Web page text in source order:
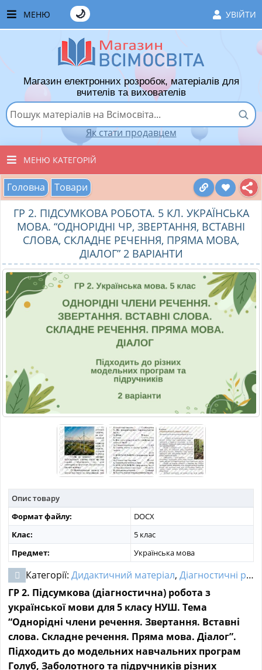
МЕНЮ УВІЙТИ
🌙
ЧАСТІ ЗАПИТАННЯ
ЯК ТУТ КУПУВАТИ
ЯК ТУТ ПРОДАВАТИ
ДОДАТИ РОЗРОБКУ
ВПОДОБАНІ ТОВАРИ
КОШИК
Магазин електронних розробок, матеріалів для
вчителів та вихователів
Як стати продавцем
МЕНЮ КАТЕГОРІЙ
ВСІ ТОВАРИ
ВИХОВАТЕЛЯМ ДНЗ
ПОЧАТКОВІ КЛАСИ
МАТЕРІАЛИ З ПРЕДМЕТІВ
РІЗНІ МАТЕРІАЛИ
НОВИНИ
Головна Товари
ГР 2. ПІДСУМКОВА РОБОТА. 5 КЛ. УКРАЇНСЬКА
МОВА. “ОДНОРІДНІ ЧР, ЗВЕРТАННЯ, ВСТАВНІ
СЛОВА, СКЛАДНЕ РЕЧЕННЯ, ПРЯМА МОВА,
ДІАЛОГ” 2 ВАРІАНТИ
Опис товару
Формат файлу:
DOCX
Клас:
5 клас
Предмет:
Українська мова
Категорії: Дидактичний матеріал, Діагностичні роботи
ГР 2. Підсумкова (діагностична) робота з
української мови для 5 класу НУШ. Тема
“Однорідні члени речення. Звертання. Вставні
слова. Складне речення. Пряма мова. Діалог”.
Підходить до модельних навчальних програм
Голуб, Заболотного та підручників різних